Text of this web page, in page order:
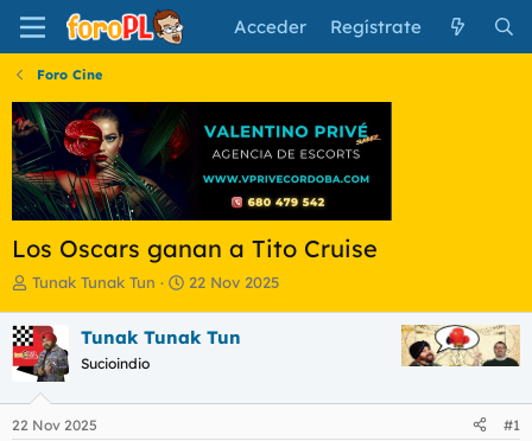
Acceder Regístrate
Foro Cine
Los Oscars ganan a Tito Cruise
I
i
c
i
a
d
o
Tunak Tunak Tun
F
h
e
22 Nov 2025
Tunak Tunak Tun
Sucioindio
22 Nov 2025 #1